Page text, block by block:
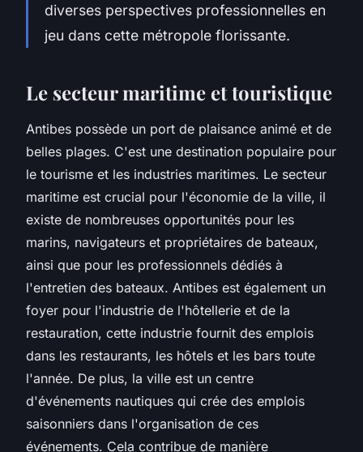
diverses perspectives professionnelles en
jeu dans cette métropole florissante.
Le secteur maritime et touristique
Antibes possède un port de plaisance animé et de
belles plages. C'est une destination populaire pour
le tourisme et les industries maritimes. Le secteur
maritime est crucial pour l'économie de la ville, il
existe de nombreuses opportunités pour les
marins, navigateurs et propriétaires de bateaux,
ainsi que pour les professionnels dédiés à
l'entretien des bateaux. Antibes est également un
foyer pour l'industrie de l'hôtellerie et de la
restauration, cette industrie fournit des emplois
dans les restaurants, les hôtels et les bars toute
l'année. De plus, la ville est un centre
d'événements nautiques qui crée des emplois
saisonniers dans l'organisation de ces
événements. Cela contribue de manière